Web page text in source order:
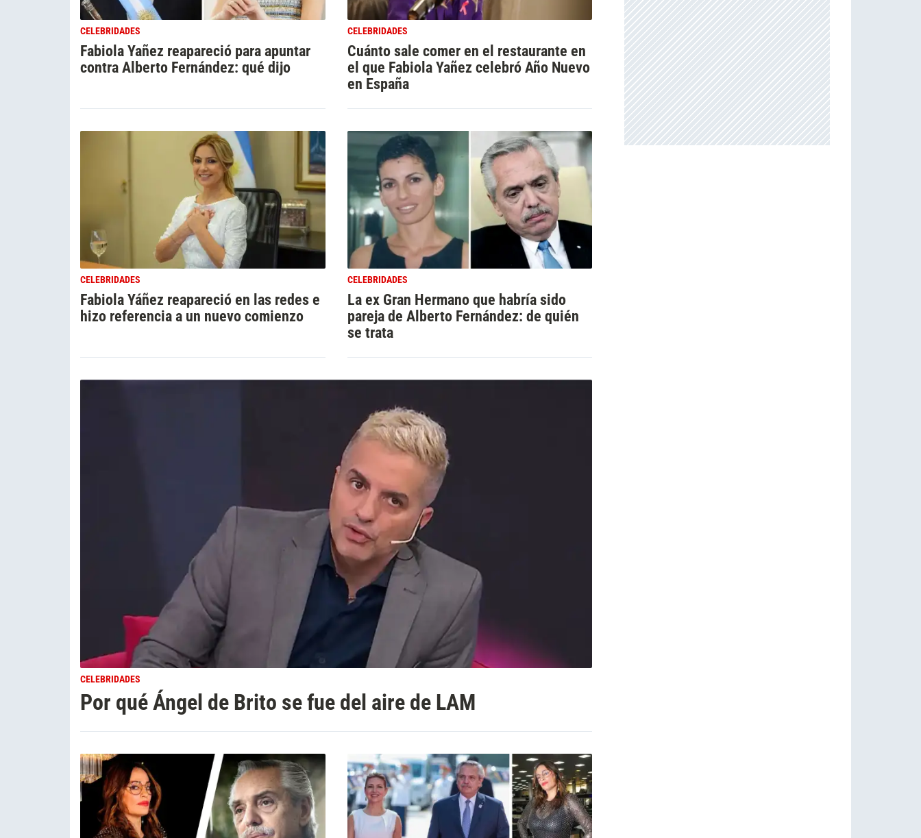
CELEBRIDADES
Fabiola Yañez reapareció para apuntar
contra Alberto Fernández: qué dijo
CELEBRIDADES
Cuánto sale comer en el restaurante en
el que Fabiola Yañez celebró Año Nuevo
en España
CELEBRIDADES
Fabiola Yáñez reapareció en las redes e
hizo referencia a un nuevo comienzo
CELEBRIDADES
La ex Gran Hermano que habría sido
pareja de Alberto Fernández: de quién
se trata
CELEBRIDADES
Por qué Ángel de Brito se fue del aire de LAM